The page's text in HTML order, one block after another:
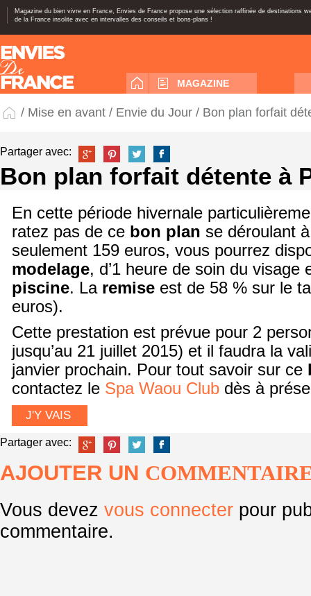
Magazine du bien vivre en France, Envies de France propose une sélection raffinée de destinations
de la France insolite avec en intervalles des conseils et bons-plans !
MAGAZINE
/ Mise en avant / Envie du Jour / Bon plan forfait
Partager avec:
Bon plan forfait détente à
En cette période hivernale
ratez pas de ce bon plan se déroulant
seulement 159 euros, vous pourrez
modelage, d’1 heure de soin du visage
piscine. La remise est de 58 % sur le
euros).
Cette prestation est prévue pour 2
jusqu’au 21 juillet 2015) et il faudra la
janvier prochain. Pour tout savoir sur ce
contactez le Spa Waou Club dès à
J'Y VAIS
Partager avec:
AJOUTER UN
Vous devez vous connecter pour
commentaire.